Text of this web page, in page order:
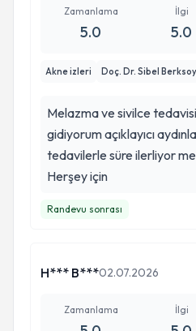
Zamanlama
5.0
İlgi
5.0
Akne izleri Doç. Dr. Sibel
Melazma ve sivilce tedavisi
gidiyorum açıklayıcı
tedavilerle süre ilerliyor
Herşey için
Randevu sonrası
H*** B***02.07.2026
Zamanlama İlgi